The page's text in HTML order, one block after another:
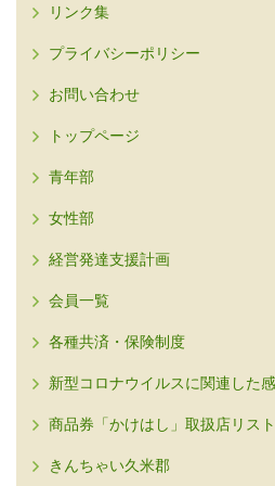
リンク集
プライバシーポリシー
お問い合わせ
トップページ
青年部
女性部
経営発達支援計画
会員一覧
各種共済・保険制度
新型コロナウイルスに関連した
商品券「かけはし」取扱店リスト
きんちゃい久米郡